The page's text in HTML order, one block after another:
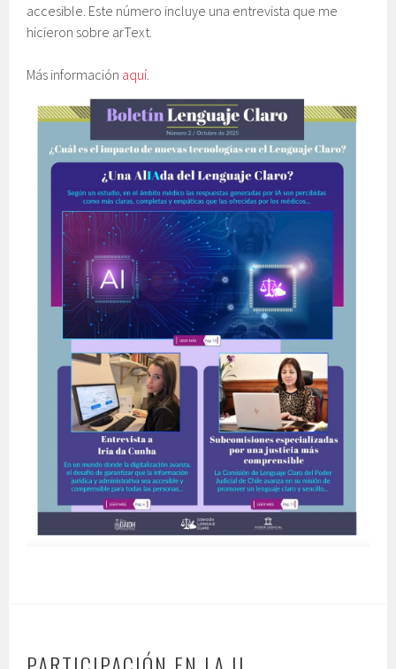
accesible. Este número incluye una entrevista que me
hicieron sobre arText.
Más información aquí.